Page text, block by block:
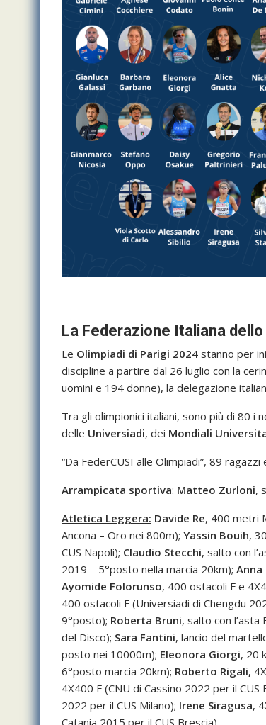
La Federazione Italiana
Le Olimpiadi di Parigi 2024 stanno per
discipline a partire dal 26 luglio con la
uomini e 194 donne), la delegazione
Tra gli olimpionici italiani, sono più di 80 i
delle Universiadi, dei Mondiali
“Da FederCUSI alle Olimpiadi”, 89
Arrampicata sportiva: Matteo Zurloni,
Atletica Leggera: Davide Re, 400 metri
Ancona – Oro nei 800m); Yassin Bouih,
CUS Napoli); Claudio Stecchi, salto con
2019 – 5°posto nella marcia 20km);
Ayomide Folorunso, 400 ostacoli F e
400 ostacoli F (Universiadi di Chengdu
9°posto); Roberta Bruni, salto con l’asta
del Disco); Sara Fantini, lancio del
posto nei 10000m); Eleonora Giorgi, 20
6°posto marcia 20km); Roberto Rigali,
4X400 F (CNU di Cassino 2022 per il CUS
2022 per il CUS Milano); Irene Siragusa,